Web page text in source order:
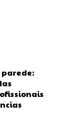
parede: